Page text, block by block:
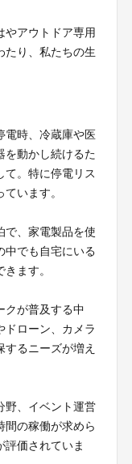
やアウトドア専用
たり、私たちの生
電時、冷蔵庫や医
を動かし続けるた
て。特に停電リス
います。
で、家電製品を使
中でも自宅にいる
ます。
クが普及する中
ドローン、カメラ
るニーズが増え
野、イベント運営
間の稼働が求めら
評価されていま